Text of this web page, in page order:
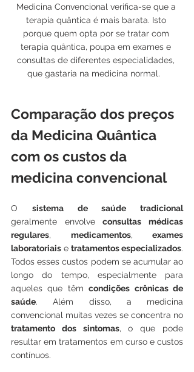
Medicina Convencional verifica-se que a
terapia quântica é mais barata. Isto
porque quem opta por se tratar com
terapia quântica, poupa em exames e
consultas de diferentes especialidades,
que gastaria na medicina normal.
Comparação dos preços
da Medicina Quântica
com os custos da
medicina convencional
O sistema de saúde tradicional
geralmente envolve consultas médicas
regulares, medicamentos, exames
laboratoriais e tratamentos especializados.
Todos esses custos podem se acumular ao
longo do tempo, especialmente para
aqueles que têm condições crônicas de
saúde. Além disso, a medicina
tratamento dos sintomas, o que pode
resultar em tratamentos em curso e custos
contínuos.